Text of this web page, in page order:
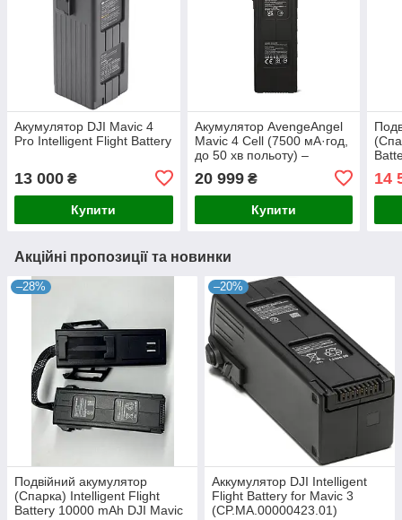
Акумулятор DJI Mavic 4
Pro Intelligent Flight Battery
13 000 ₴
Купити
Акумулятор AvengeAngel
Mavic 4 Cell (7500 мА·год,
до 50 хв польоту) –
сумісний з DJI Mavic 3 / 3
Pro / 3T / 3E
20 999₴
Купити
14
Акційні пропозиції та новинки
–28%
Подвійний акумулятор
(Спарка) Intelligent Flight
Battery 10000 mAh DJI Mavic
–20%
Аккумулятор DJI Intelligent
Flight Battery for Mavic 3
(CP.MA.00000423.01)